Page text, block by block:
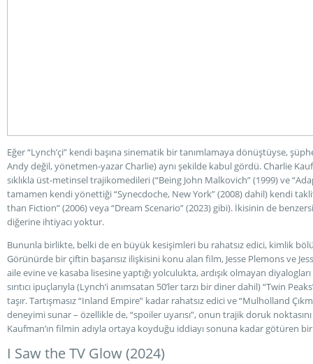
Eğer “Lynch’çi” kendi başına sinematik bir tanımlamaya dönüştüyse,
Andy değil, yönetmen-yazar Charlie) aynı şekilde kabul gördü. Charlie
sıklıkla üst-metinsel trajikomedileri (“Being John Malkovich” (1999) ve
tamamen kendi yönettiği “Synecdoche, New York” (2008) dahil) kendi
than Fiction” (2006) veya “Dream Scenario” (2023) gibi). İkisinin de
diğerine ihtiyacı yoktur.
Bununla birlikte, belki de en büyük kesişimleri bu rahatsız edici, kimlik
Görünürde bir çiftin başarısız ilişkisini konu alan film, Jesse Plemons ve
aile evine ve kasaba lisesine yaptığı yolculukta, ardışık olmayan
sırıtıcı ipuçlarıyla (Lynch’i anımsatan 50’ler tarzı bir diner dahil) “Twin
taşır. Tartışmasız “Inland Empire” kadar rahatsız edici ve “Mulholland
deneyimi sunar – özellikle de, “spoiler uyarısı”, onun trajik doruk
Kaufman’ın filmin adıyla ortaya koyduğu iddiayı sonuna kadar götüren
I Saw theTV Glow (2024)